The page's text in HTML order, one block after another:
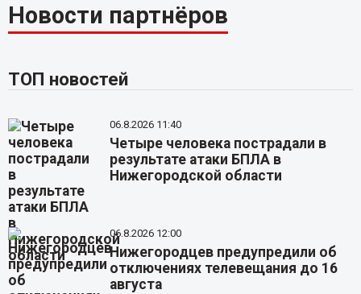
Новости партнёров
ТОП новостей
06.8.2026 11:40
Четыре человека пострадали в
результате атаки БПЛА в
Нижегородской области
06.8.2026 12:00
Нижегородцев предупредили об
отключениях телевещания до 16
августа